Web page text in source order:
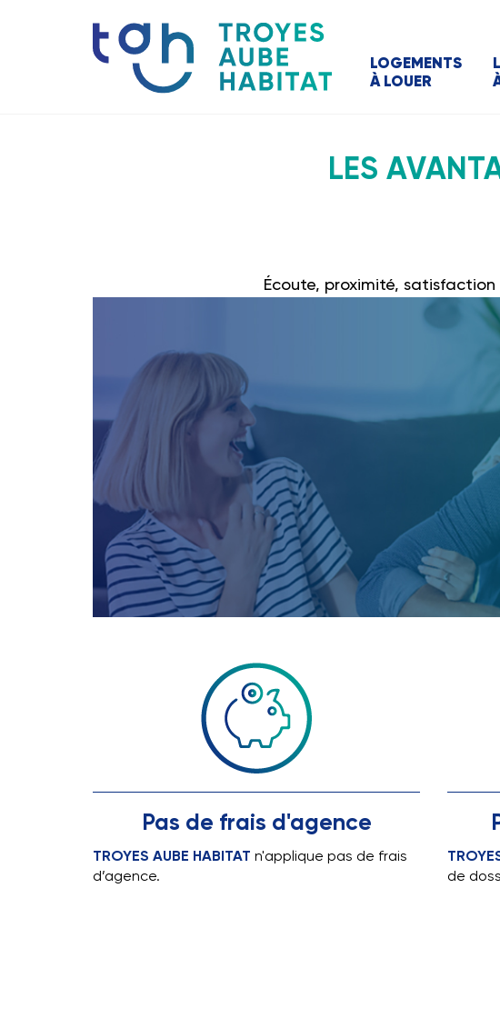
LOGEMENTS
À LOUER
LES
Écoute, proximité,
Pas de frais d'agence
TROYES AUBE HABITAT n'applique pas de frais
d’agence.
de